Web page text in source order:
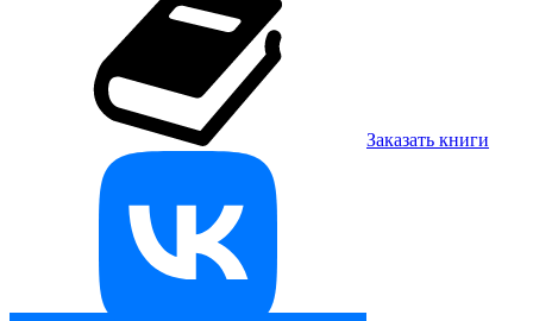
Заказать книги